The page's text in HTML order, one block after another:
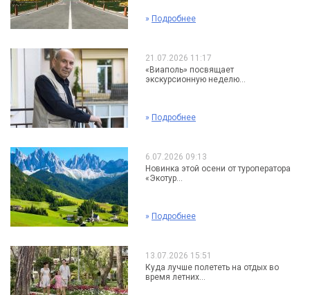
» Подробнее
21.07.2026 11:17
«Виаполь» посвящает
экскурсионную неделю...
» Подробнее
6.07.2026 09:13
Новинка этой осени от туроператора
«Экотур...
» Подробнее
13.07.2026 15:51
Куда лучше полететь на отдых во
время летних...